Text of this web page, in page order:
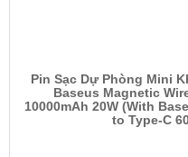
Pin Sạc Dự Phòng Mini
Baseus Magnetic
10000mAh 20W (With
to Type-C